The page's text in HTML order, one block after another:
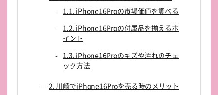
1.1. iPhone16Proの市場価値を調べる
1.2. iPhone16Proの付属品を揃えるポ
イント
1.3. iPhone16Proのキズや汚れのチェ
ック方法
2. 川崎でiPhone16Proを売る時のメリット